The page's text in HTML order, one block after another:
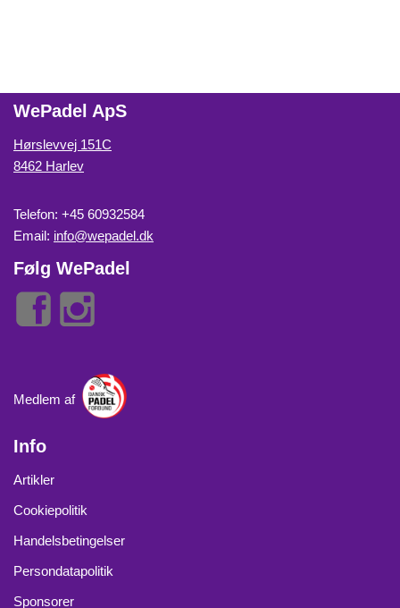
WePadel ApS
Hørslevvej 151C
8462 Harlev
Telefon: +45 60932584
Email: info@wepadel.dk
Følg WePadel
Medlem af
Info
Artikler
Cookiepolitik
Handelsbetingelser
Persondatapolitik
Sponsorer